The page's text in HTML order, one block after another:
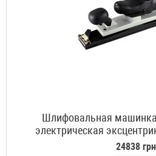
Шлифовальная машинка
электрическая
24838 грн